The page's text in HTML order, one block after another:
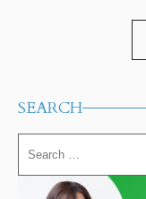
SEARCH